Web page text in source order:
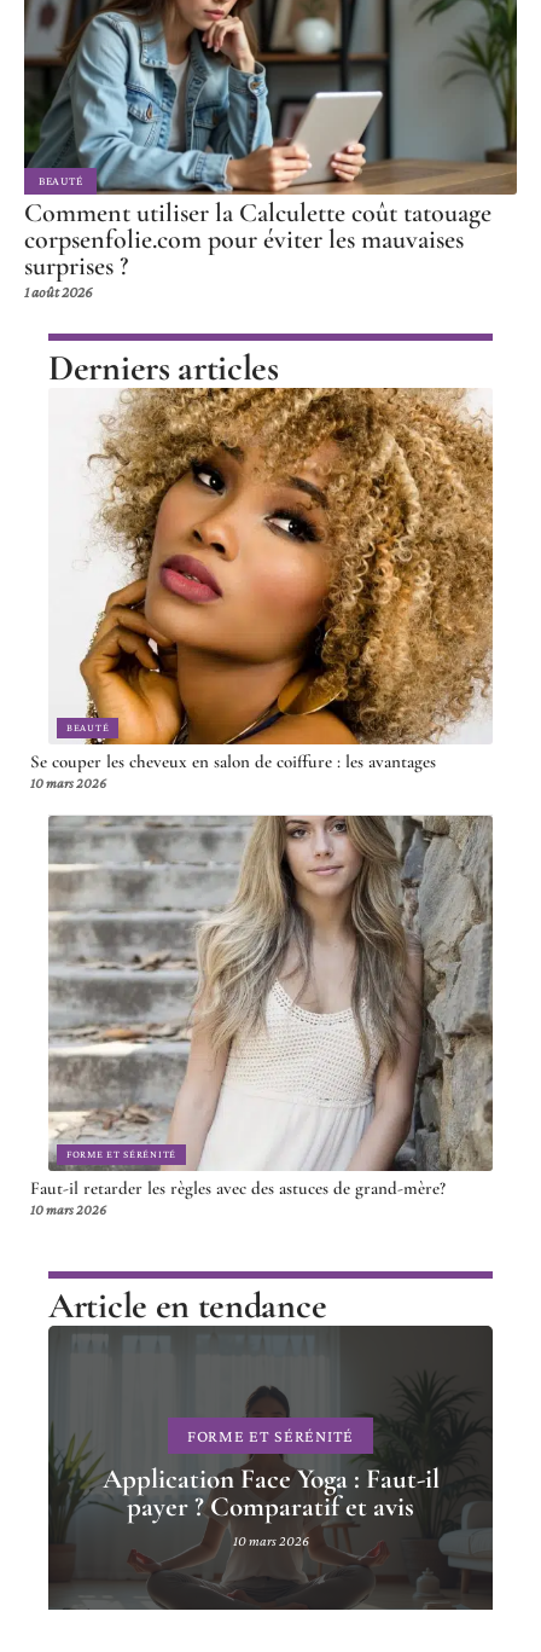
BEAUTÉ
Comment utiliser la Calculette coût tatouage
corpsenfolie.com pour éviter les mauvaises
surprises ?
1 août 2026
Derniers articles
BEAUTÉ
Se couper les cheveux en salon de coiffure : les avantages
10 mars 2026
FORME ET SÉRÉNITÉ
Faut-il retarder les règles avec des astuces de grand-mère?
10 mars 2026
Article en tendance
FORME ET SÉRÉNITÉ
Application Face Yoga : Faut-il
payer ? Comparatif et avis
10 mars 2026